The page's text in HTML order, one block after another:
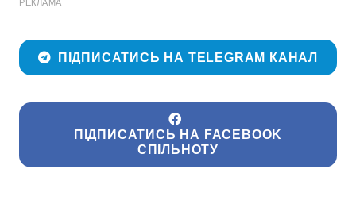
РЕКЛАМА
ПІДПИСАТИСЬ НА TELEGRAM КАНАЛ
ПІДПИСАТИСЬ НА FACEBOOK
СПІЛЬНОТУ